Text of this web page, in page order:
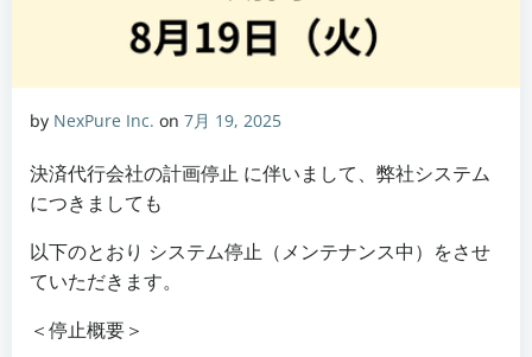
by NexPure Inc. on 7月 19, 2025
決済代行会社の計画停止 に伴いまして、弊社システム
につきましても
以下のとおり システム停止（メンテナンス中）をさせ
ていただきます。
＜停止概要＞